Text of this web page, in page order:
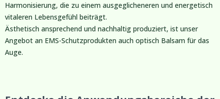
Harmonisierung, die zu einem ausgeglicheneren und energetisch
vitaleren Lebensgefühl beiträgt.
Ästhetisch ansprechend und nachhaltig produziert, ist unser
Angebot an EMS-Schutzprodukten auch optisch Balsam für das
Auge.